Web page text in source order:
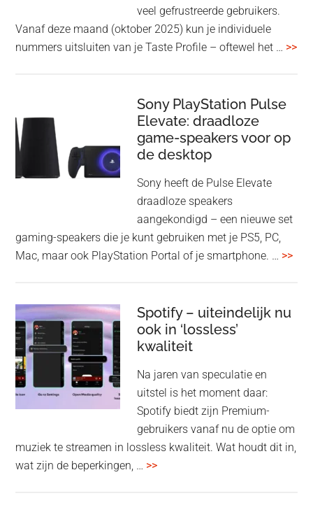
1000XM6
nieuwe
veel gefrustreerde gebruikers.
Vanaf deze maand (oktober 2025) kun je individuele
nummers uitsluiten van je Taste Profile – oftewel het … >>
Sony PlayStation Pulse
Elevate: draadloze
game-speakers voor op
de desktop
Sony heeft de Pulse Elevate
draadloze speakers
aangekondigd – een nieuwe set
gaming-speakers die je kunt gebruiken met je PS5, PC,
Mac, maar ook PlayStation Portal of je smartphone. … >>
Spotify – uiteindelijk nu
ook in ‘lossless’
kwaliteit
Na jaren van speculatie en
uitstel is het moment daar:
Spotify biedt zijn Premium-
gebruikers vanaf nu de optie om
muziek te streamen in lossless kwaliteit. Wat houdt dit in,
wat zijn de beperkingen, … >>overSpotify